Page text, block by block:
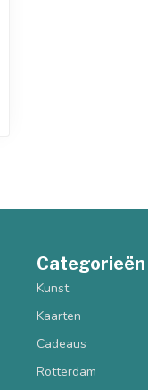
Categorieën
Kunst
Kaarten
Cadeaus
Rotterdam